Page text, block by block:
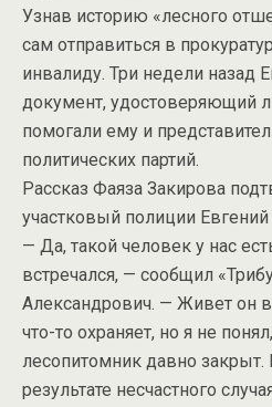
Узнав историю «лесного
сам отправиться в
инвалиду. Три недели назад
документ, удостоверяющий
помогали ему и
политических партий.
Рассказ Фаяза Закирова
участковый полиции
— Да, такой человек у нас
встречался, — сообщил
Александрович. — Живет он
что-то охраняет, но я не
лесопитомник давно закрыт.
результате несчастного